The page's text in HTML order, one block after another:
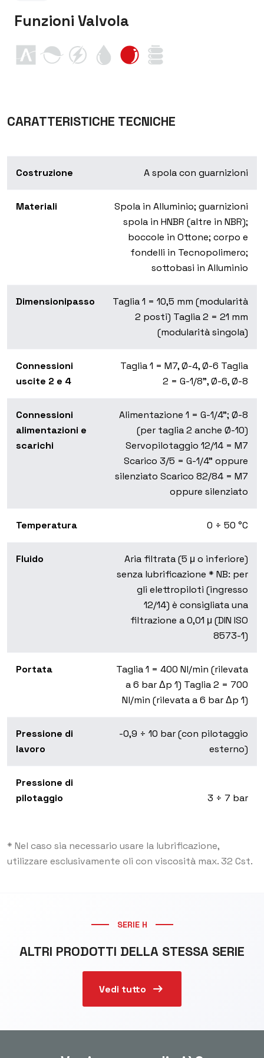
Funzioni Valvola
CARATTERISTICHE TECNICHE
Costruzione A spola con guarnizioni
Materiali
Spola in Alluminio; guarnizioni
spola in HNBR (altre in NBR);
boccole in Ottone; corpo e
fondelli in Tecnopolimero;
sottobasi in Alluminio
Dimensionipasso
Taglia 1 = 10,5 mm (modularità
2 posti) Taglia 2 = 21 mm
(modularità singola)
Connessioni
uscite 2 e 4
Taglia 1 = M7, Ø-4, Ø-6 Taglia
2 = G-1/8", Ø-6, Ø-8
Connessioni
alimentazioni e
scarichi
Alimentazione 1 = G-1/4"; Ø-8
(per taglia 2 anche Ø-10)
Servopilotaggio 12/14 = M7
Scarico 3/5 = G-1/4" oppure
silenziato Scarico 82/84 = M7
oppure silenziato
Temperatura 0 ÷ 50 °C
Fluido
Aria filtrata (5 μ o inferiore)
senza lubrificazione * NB: per
gli elettropiloti (ingresso
12/14) è consigliata una
filtrazione a 0,01 μ (DIN ISO
8573-1)
Portata
Taglia 1 = 400 Nl/min (rilevata
a 6 bar Δp 1) Taglia 2 = 700
Nl/min (rilevata a 6 bar Δp 1)
Pressione di
lavoro
-0,9 ÷ 10 bar (con pilotaggio
esterno)
Pressione di
pilotaggio
3 ÷ 7 bar
* Nel caso sia necessario usare la lubrificazione,
utilizzare esclusivamente oli con viscosità max. 32 Cst.
SERIE H
ALTRI PRODOTTI DELLA STESSA SERIE
Vedi tutto arrow_right_alt